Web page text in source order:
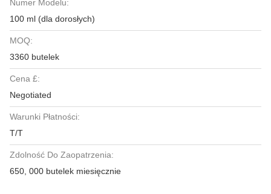
Numer Modelu:
100 ml (dla dorosłych)
MOQ:
3360 butelek
Cena £:
Negotiated
Warunki Płatności:
T/T
Zdolność Do Zaopatrzenia:
650, 000 butelek miesięcznie